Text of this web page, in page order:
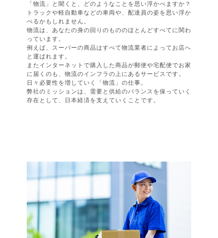
「物流」と聞くと、どのようなことを思い浮かべますか？
トラックや軽自動車などの車両や、配達員の姿を思い浮か
べるかもしれません。
物流は、あなたの身の回りのもののほとんどすべてに関わ
っています。
例えば、スーパーの商品はすべて物流業者によってお店へ
と運ばれます。
またインターネットで購入した商品が郵便や宅配便でお家
に届くのも、物流のインフラの上にあるサービスです。
日々必要性を増していく「物流」の仕事。
弊社のミッションは、需要と供給のバランスを保っていく
存在として、日本経済を支えていくことです。